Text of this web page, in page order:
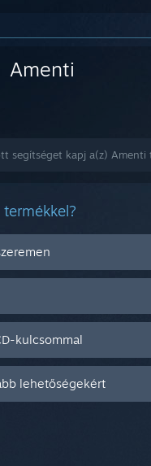
Amenti
segítséget kapj a(z) Amenti
kulcsommal
lehetőségekért